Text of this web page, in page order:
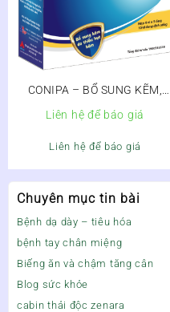
Chuyên mục tin bài
Bệnh dạ dày – tiêu hóa
bệnh tay chân miệng
Biếng ăn và chậm tăng cân
Blog sức khỏe
cabin thải độc zenara
CONIPA – BỔ SUNG KẼM,
TĂNG SỨC ĐỀ KHÁNG
Liên hệ để báo giá
Liên hệ để báo giá